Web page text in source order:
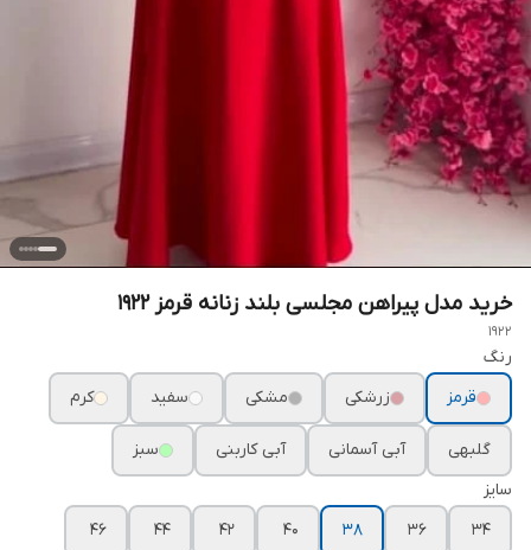
خرید مدل پیراهن مجلسی بلند زنانه قرمز ۱۹۲۲
1922
رنگ
قرمز
زرشکی مشکی سفید کرم
گلبهی آبی آسمانی آبی کاربنی
سبز
سایز
۳۴
۳۶ ۳۸ ۴۰ ۴۲ ۴۴ ۴۶